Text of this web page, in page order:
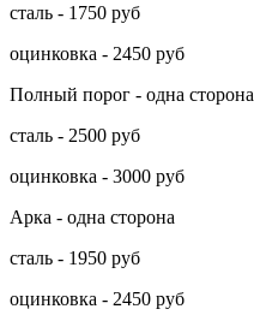
сталь - 1750 руб
оцинковка - 2450 руб
Полный порог - одна сторона
сталь - 2500 руб
оцинковка - 3000 руб
Арка - одна сторона
сталь - 1950 руб
оцинковка - 2450 руб